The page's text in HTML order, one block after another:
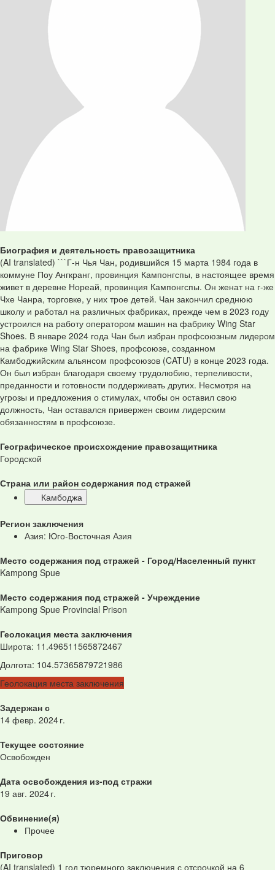
Биография и деятельность правозащитника
(AI translated) ```Г-н Чья Чан, родившийся 15 марта 1984 года в
коммуне Поу Ангкранг, провинция Кампонгспы, в настоящее время
живет в деревне Нореай, провинция Кампонгспы. Он женат на г-же
Чхе Чанра, торговке, у них трое детей. Чан закончил среднюю
школу и работал на различных фабриках, прежде чем в 2023 году
устроился на работу оператором машин на фабрику Wing Star
Shoes. В январе 2024 года Чан был избран профсоюзным лидером
на фабрике Wing Star Shoes, профсоюзе, созданном
Камбоджийским альянсом профсоюзов (CATU) в конце 2023 года.
Он был избран благодаря своему трудолюбию, терпеливости,
преданности и готовности поддерживать других. Несмотря на
угрозы и предложения о стимулах, чтобы он оставил свою
должность, Чан оставался привержен своим лидерским
обязанностям в профсоюзе.
Географическое происхождение правозащитника
Городской
Страна или район содержания под стражей
Камбоджа
Регион заключения
Азия: Юго-Восточная Азия
Место содержания под стражей - Город/Населенный пункт
Kampong Spue
Место содержания под стражей - Учреждение
Kampong Spue Provincial Prison
Геолокация места заключения
Широта: 11.496511565872467
Долгота: 104.57365879721986
Геолокация места заключения
Задержан с
14 февр. 2024 г.
Текущее состояние
Освобожден
Дата освобождения из-под стражи
19 авг. 2024 г.
Обвинение(я)
Прочее
Приговор
(AI translated) 1 год тюремного заключения с отсрочкой на 6